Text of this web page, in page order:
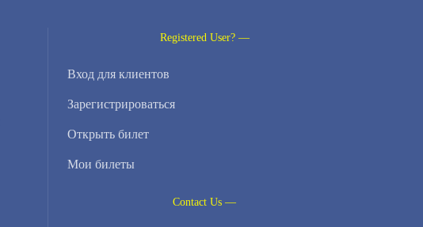
Registered User? —
Вход для клиентов
Зарегистрироваться
Открыть билет
Мои билеты
Contact Us —